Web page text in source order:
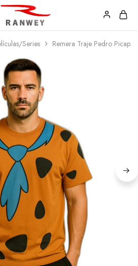
Series Remera Traje Pedro